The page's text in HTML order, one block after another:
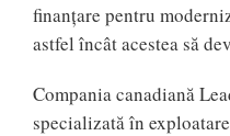
finanţare pentru
astfel încât acestea să
Compania canadiană
specializată în